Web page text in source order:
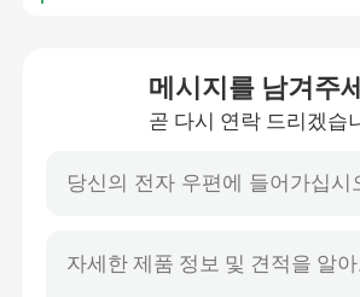
유기질 비료 파우더
메시지를 남겨주
곧 다시 연락 드리겠습